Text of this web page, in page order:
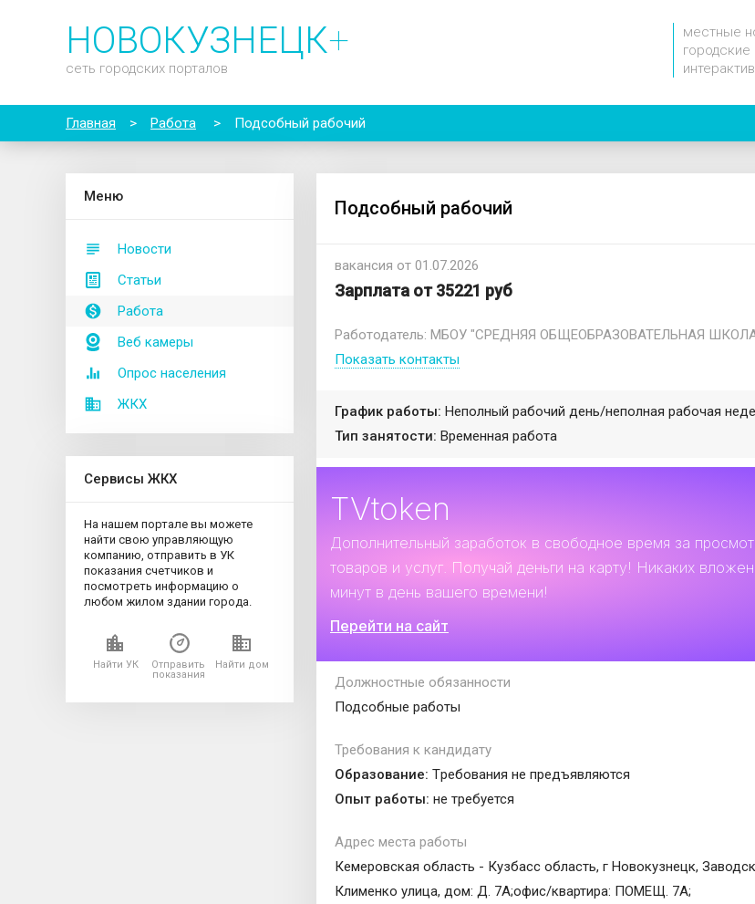
НОВОКУЗНЕЦК+
сеть городских порталов
местные
Главная > Работа > Подсобный рабочий
Меню
Новости
Статьи
Работа
Веб камеры
Опрос населения
ЖКХ
Сервисы ЖКХ
На нашем портале вы можете
найти свою управляющую
компанию, отправить в УК
показания счетчиков и
посмотреть информацию о
любом жилом здании города.
Найти УК
Отправить
показания
Найти дом
Подсобный рабочий
вакансия от 01.07.2026
Зарплата от 35221 руб
Работодатель: МБОУ "СРЕДНЯЯ ОБЩЕОБРАЗОВАТЕЛЬНАЯ
Показать контакты
График работы: Неполный рабочий день/неполная рабочая
Тип занятости: Временная работа
TVtoken
Дополнительный заработок в свободное время за
товаров и услуг. Получай деньги на карту! Никаких
минут в день вашего времени!
Перейти на сайт
Должностные обязанности
Подсобные работы
Требования к кандидату
Образование: Tребования не предъявляются
Опыт работы: не требуется
Адрес места работы
Кемеровская область - Кузбасс область, г Новокузнецк,
Клименко улица, дом: Д. 7А;офис/квартира: ПОМЕЩ. 7А;